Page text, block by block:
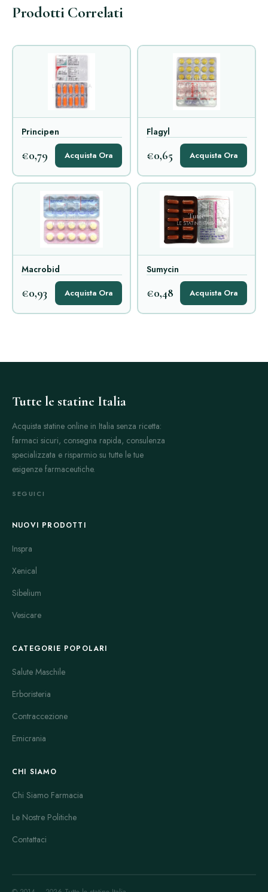
Prodotti Correlati
Principen
€0,79 Acquista Ora
Flagyl
€0,65 Acquista Ora
Macrobid
€0,93 Acquista Ora
Sumycin
€0,48 Acquista Ora
Tutte le statine Italia
Acquista statine online in Italia senza ricetta:
farmaci sicuri, consegna rapida, consulenza
specializzata e risparmio su tutte le tue
esigenze farmaceutiche.
SEGUICI
NUOVI PRODOTTI
Inspra
Xenical
Sibelium
Vesicare
CATEGORIE POPOLARI
Salute Maschile
Erboristeria
Contraccezione
Emicrania
CHI SIAMO
Chi Siamo Farmacia
Le Nostre Politiche
Contattaci